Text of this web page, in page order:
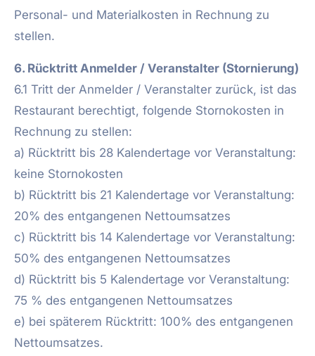
Personal- und Materialkosten in Rechnung zu
stellen.
6. Rücktritt Anmelder / Veranstalter (Stornierung)
6.1 Tritt der Anmelder / Veranstalter zurück, ist das
Restaurant berechtigt, folgende Stornokosten in
Rechnung zu stellen:
a) Rücktritt bis 28 Kalendertage vor Veranstaltung:
keine Stornokosten
b) Rücktritt bis 21 Kalendertage vor Veranstaltung:
20% des entgangenen Nettoumsatzes
c) Rücktritt bis 14 Kalendertage vor Veranstaltung:
50% des entgangenen Nettoumsatzes
d) Rücktritt bis 5 Kalendertage vor Veranstaltung:
75 % des entgangenen Nettoumsatzes
e) bei späterem Rücktritt: 100% des entgangenen
Nettoumsatzes.